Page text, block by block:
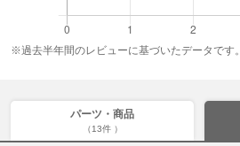
※過去半年間のレビューに基づいたデータです。
パーツ・商品
（13件 ）